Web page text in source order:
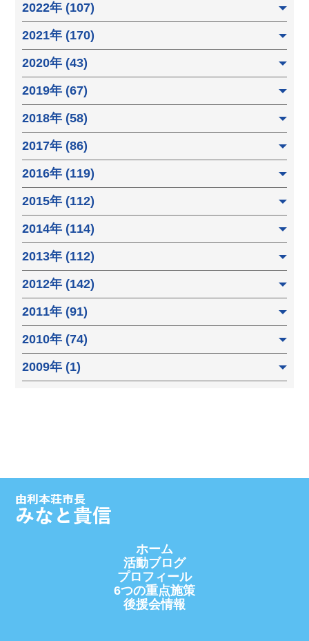
2022年 (107)
2021年 (170)
2020年 (43)
2019年 (67)
2018年 (58)
2017年 (86)
2016年 (119)
2015年 (112)
2014年 (114)
2013年 (112)
2012年 (142)
2011年 (91)
2010年 (74)
2009年 (1)
ホーム
活動ブログ
プロフィール
6つの重点施策
後援会情報